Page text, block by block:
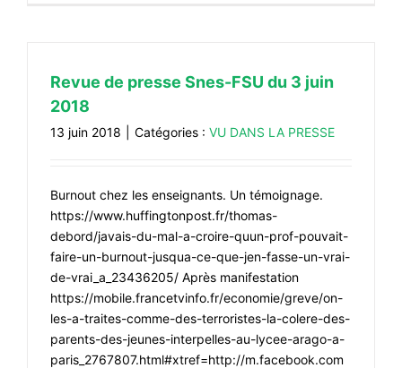
#ÉLECTIONS
#PRESSE
#ARCHIVES
Revue de presse Snes-FSU du 3 juin
2018
13 juin 2018 Catégories : VU DANS LA PRESSE
Burnout chez les enseignants. Un témoignage.
https://www.huffingtonpost.fr/thomas-
debord/javais-du-mal-a-croire-quun-prof-pouvait-
faire-un-burnout-jusqua-ce-que-jen-fasse-un-vrai-
de-vrai_a_23436205/ Après manifestation
https://mobile.francetvinfo.fr/economie/greve/on-
les-a-traites-comme-des-terroristes-la-colere-des-
parents-des-jeunes-interpelles-au-lycee-arago-a-
paris_2767807.html#xtref=http://m.facebook.com